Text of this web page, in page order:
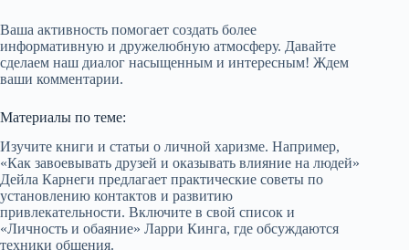
Ваша активность помогает создать более
информативную и дружелюбную атмосферу. Давайте
сделаем наш диалог насыщенным и интересным! Ждем
ваши комментарии.
Материалы по теме:
Изучите книги и статьи о личной харизме. Например,
«Как завоевывать друзей и оказывать влияние на людей»
Дейла Карнеги предлагает практические советы по
установлению контактов и развитию
привлекательности. Включите в свой список и
«Личность и обаяние» Ларри Кинга, где обсуждаются
техники общения.